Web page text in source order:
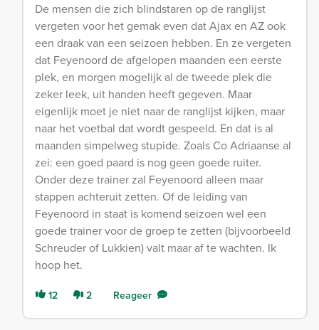
De mensen die zich blindstaren op de ranglijst
vergeten voor het gemak even dat Ajax en AZ ook
een draak van een seizoen hebben. En ze vergeten
dat Feyenoord de afgelopen maanden een eerste
plek, en morgen mogelijk al de tweede plek die
zeker leek, uit handen heeft gegeven. Maar
eigenlijk moet je niet naar de ranglijst kijken, maar
naar het voetbal dat wordt gespeeld. En dat is al
maanden simpelweg stupide. Zoals Co Adriaanse al
zei: een goed paard is nog geen goede ruiter.
Onder deze trainer zal Feyenoord alleen maar
stappen achteruit zetten. Of de leiding van
Feyenoord in staat is komend seizoen wel een
goede trainer voor de groep te zetten (bijvoorbeeld
Schreuder of Lukkien) valt maar af te wachten. Ik
hoop het.
12 2 Reageer